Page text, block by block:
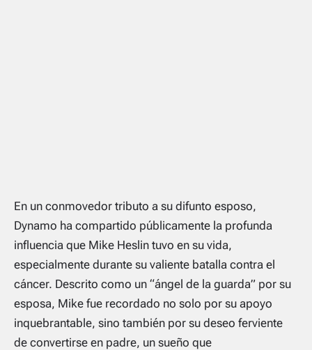
En un conmovedor tributo a su difunto esposo,
Dynamo ha compartido públicamente la profunda
influencia que Mike Heslin tuvo en su vida,
especialmente durante su valiente batalla contra el
cáncer. Descrito como un “ángel de la guarda” por su
esposa, Mike fue recordado no solo por su apoyo
inquebrantable, sino también por su deseo ferviente
de convertirse en padre, un sueño que